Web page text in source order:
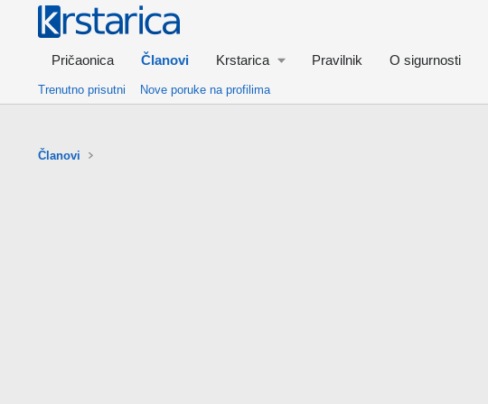
Pričaonica Članovi Krstarica Pravilnik O sigurnosti
Trenutno prisutni Nove poruke na profilima
Članovi